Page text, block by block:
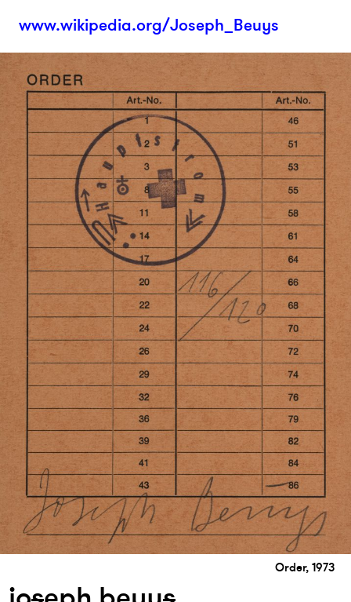
www.wikipedia.org/Joseph_Beuys
Order, 1973